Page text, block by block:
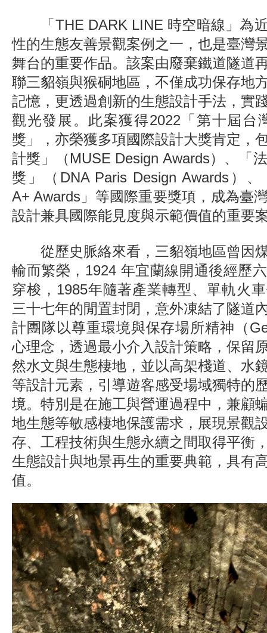
「THE DARK LINE 時空暗線」為
性的生態友善景觀案例之一，也是臺灣
舞台的重要作品。該案由廢棄鐵道隧道
聯三貂嶺與猴硐地區，不僅成功保存地
記憶，更透過創新的生態設計手法，實
觀光發展。此案獲得2022「第十屆台
獎」，亦榮獲多項國際設計大獎肯定，
計獎」（MUSE Design Awards）、「
獎」（DNA Paris Design Awards）
A+ Awards」等國際重要獎項，成為臺
設計兼具國際能見度與示範價值的重要
從歷史脈絡來看，三貂嶺地區曾因
輸而繁榮，1924 年宜蘭線開通後經歷
穿梭，1985年隨著產業轉型、單軌火
三十七年的閒置封閉，意外凍結了隧道
計團隊以尊重環境與保存場所精神（
心理念，透過最小介入設計策略，保留
然水文與生態棲地，並以高架棧道、水
等設計元素，引導遊客感受場域獨特的
境。特別是在施工與營運過程中，兼顧
地生態等敏感棲地保護需求，展現景觀
存、工程技術與生態永續之間取得平衡
生態設計與地景再生的重要典範，具有
值。